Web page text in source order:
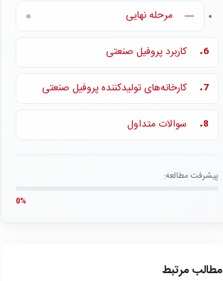
— مرحله نهایی
6. کاربرد پروفیل صنعتی
7. کارخانه‌های تولید‌کننده پروفیل صنعتی
8. سوالات متداول
پیشرفت مطالعه:
0%
مطالب مرتبط